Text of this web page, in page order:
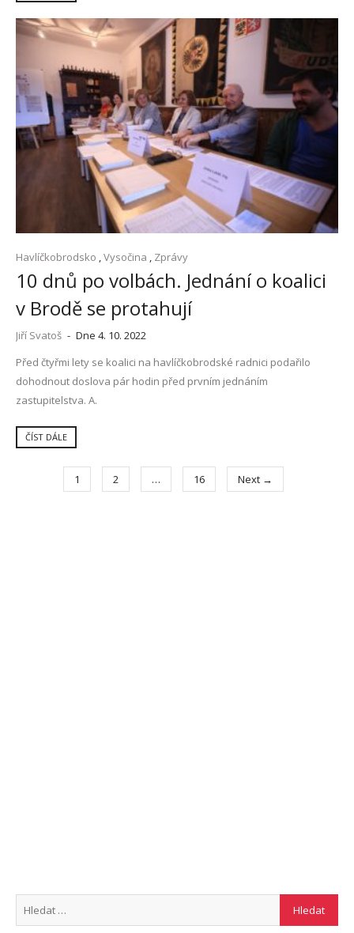
Havlíčkobrodsko Vysočina Zprávy
10 dnů po volbách. Jednání o koalici
v Brodě se protahují
Jiří Svatoš - Dne 4. 10. 2022
Před čtyřmi lety se koalici na havlíčkobrodské radnici podařilo
dohodnout doslova pár hodin před prvním jednáním
zastupitelstva. A.
ČÍST DÁLE
1 2 … 16 Next →